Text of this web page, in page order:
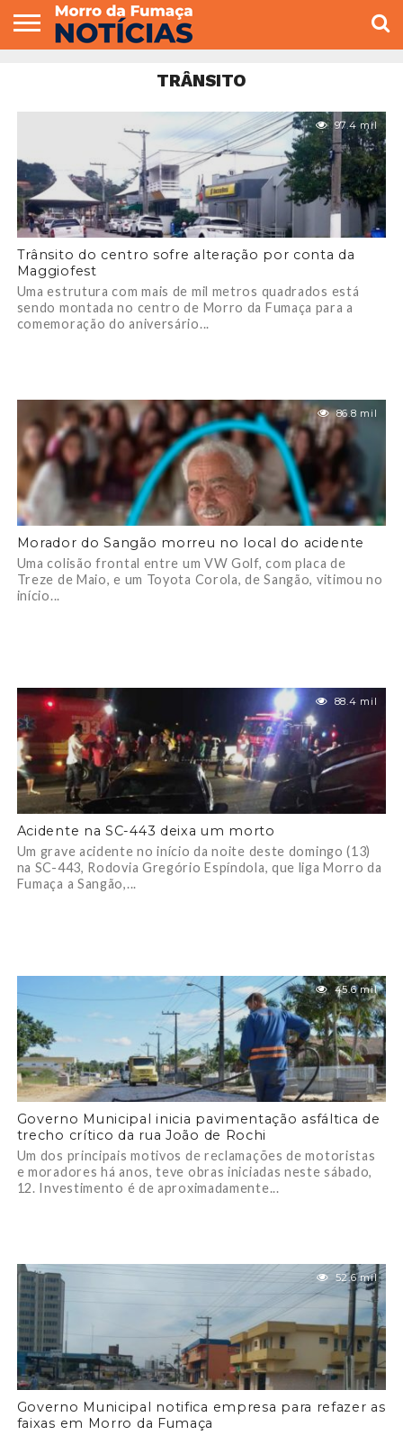
TRÂNSITO
97.4 mil
Trânsito do centro sofre alteração por conta da
Maggiofest
Uma estrutura com mais de mil metros quadrados está
sendo montada no centro de Morro da Fumaça para a
comemoração do aniversário...
86.8 mil
Morador do Sangão morreu no local do acidente
Uma colisão frontal entre um VW Golf, com placa de
Treze de Maio, e um Toyota Corola, de Sangão, vitimou no
início...
88.4 mil
Acidente na SC-443 deixa um morto
Um grave acidente no início da noite deste domingo (13)
na SC-443, Rodovia Gregório Espíndola, que liga Morro da
Fumaça a Sangão,...
45.6 mil
Governo Municipal inicia pavimentação asfáltica de
trecho crítico da rua João de Rochi
Um dos principais motivos de reclamações de motoristas
e moradores há anos, teve obras iniciadas neste sábado,
12. Investimento é de aproximadamente...
52.6 mil
Governo Municipal notifica empresa para refazer as
faixas em Morro da Fumaça